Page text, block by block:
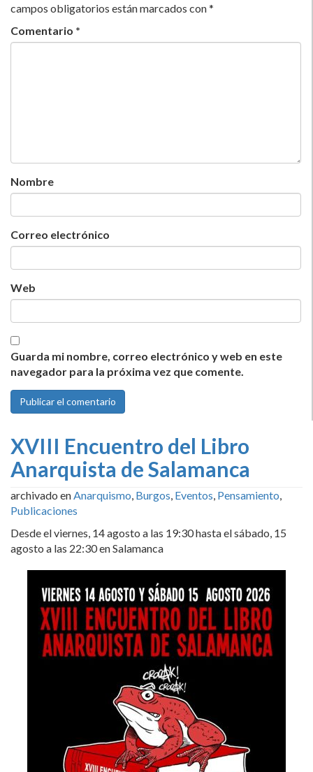
campos obligatorios están marcados con*
Comentario *
Nombre
Correo electrónico
Web
Guarda mi nombre, correo electrónico y web en este
navegador para la próxima vez que comente.
XVIII Encuentro del Libro
Anarquista de Salamanca
archivado enAnarquismo, Burgos, Eventos, Pensamiento,
Publicaciones
Desde el viernes, 14 agosto a las 19:30 hasta el sábado, 15
agosto a las 22:30 en Salamanca